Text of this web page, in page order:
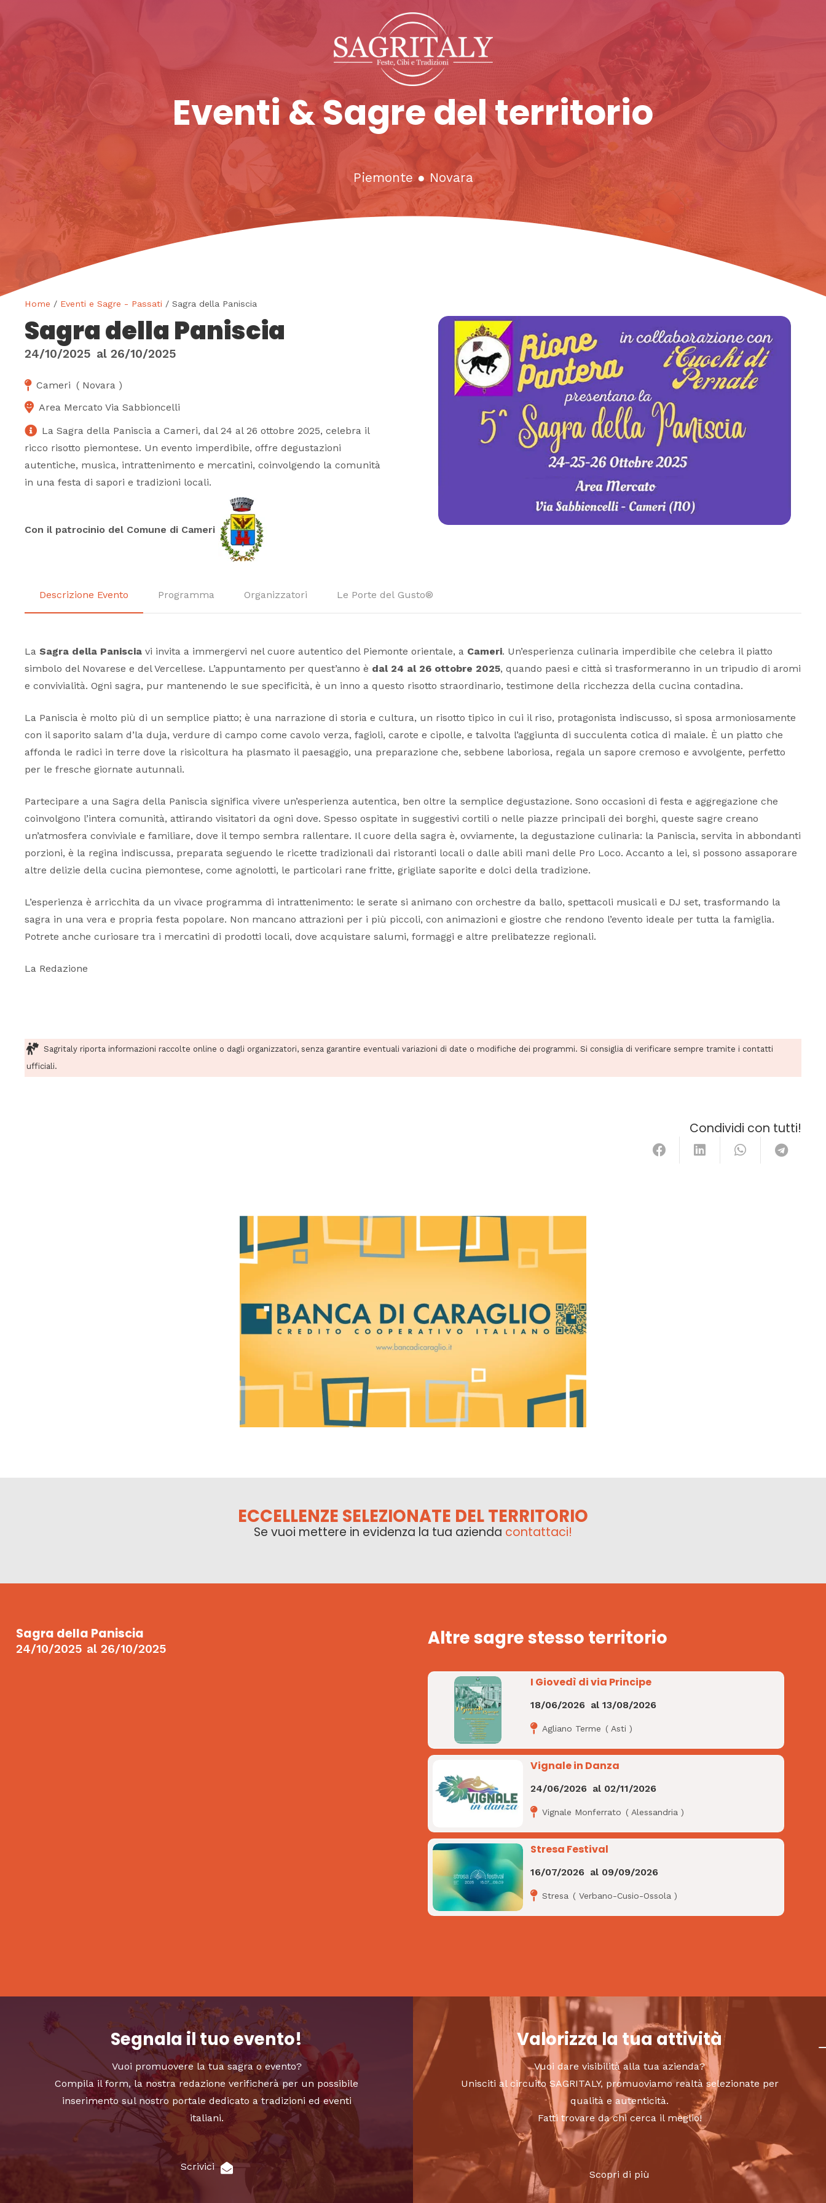
Eventi & Sagre del territorio
Piemonte ● Novara
Home / Eventi e Sagre - Passati / Sagra della Paniscia
Sagra della Paniscia
24/10/2025 al 26/10/2025
Cameri ( Novara )
Area Mercato Via Sabbioncelli
La Sagra della Paniscia a Cameri, dal 24 al 26 ottobre 2025, celebra il
ricco risotto piemontese. Un evento imperdibile, offre degustazioni
autentiche, musica, intrattenimento e mercatini, coinvolgendo la comunità
in una festa di sapori e tradizioni locali.
Con il patrocinio del Comune di Cameri
Descrizione Evento Programma Organizzatori Le Porte del Gusto®
La Sagra della Paniscia vi invita a immergervi nel cuore autentico del Piemonte orientale, a Cameri. Un’esperienza culinaria imperdibile che celebra il piatto
simbolo del Novarese e del Vercellese. L’appuntamento per quest’anno è dal 24 al 26 ottobre 2025, quando paesi e città si trasformeranno in un tripudio di aromi
e convivialità. Ogni sagra, pur mantenendo le sue specificità, è un inno a questo risotto straordinario, testimone della ricchezza della cucina contadina.
La Paniscia è molto più di un semplice piatto; è una narrazione di storia e cultura, un risotto tipico in cui il riso, protagonista indiscusso, si sposa armoniosamente
con il saporito salam d’la duja, verdure di campo come cavolo verza, fagioli, carote e cipolle, e talvolta l’aggiunta di succulenta cotica di maiale. È un piatto che
affonda le radici in terre dove la risicoltura ha plasmato il paesaggio, una preparazione che, sebbene laboriosa, regala un sapore cremoso e avvolgente, perfetto
per le fresche giornate autunnali.
Partecipare a una Sagra della Paniscia significa vivere un’esperienza autentica, ben oltre la semplice degustazione. Sono occasioni di festa e aggregazione che
coinvolgono l’intera comunità, attirando visitatori da ogni dove. Spesso ospitate in suggestivi cortili o nelle piazze principali dei borghi, queste sagre creano
un’atmosfera conviviale e familiare, dove il tempo sembra rallentare. Il cuore della sagra è, ovviamente, la degustazione culinaria: la Paniscia, servita in abbondanti
porzioni, è la regina indiscussa, preparata seguendo le ricette tradizionali dai ristoranti locali o dalle abili mani delle Pro Loco. Accanto a lei, si possono assaporare
altre delizie della cucina piemontese, come agnolotti, le particolari rane fritte, grigliate saporite e dolci della tradizione.
L’esperienza è arricchita da un vivace programma di intrattenimento: le serate si animano con orchestre da ballo, spettacoli musicali e DJ set, trasformando la
sagra in una vera e propria festa popolare. Non mancano attrazioni per i più piccoli, con animazioni e giostre che rendono l’evento ideale per tutta la famiglia.
Potrete anche curiosare tra i mercatini di prodotti locali, dove acquistare salumi, formaggi e altre prelibatezze regionali.
La Redazione
Sagritaly riporta informazioni raccolte online o dagli organizzatori, senza garantire eventuali variazioni di date o modifiche dei programmi. Si consiglia di verificare sempre tramite i contatti
ufficiali.
Condividi con tutti!
ECCELLENZE SELEZIONATE DEL TERRITORIO
Se vuoi mettere in evidenza la tua azienda contattaci!
Sagra della Paniscia
24/10/2025 al26/10/2025 Altre sagre stesso territorio
I Giovedì di via Principe
18/06/2026 al13/08/2026
Agliano Terme (Asti )
Vignale in Danza
24/06/2026 al 02/11/2026
Vignale Monferrato (Alessandria )
Stresa Festival
16/07/2026 al 09/09/2026
Stresa (Verbano-Cusio-Ossola )
Segnala il tuo evento!
Vuoi promuovere la tua sagra o evento?
Compila il form, la nostra redazione verificherà per un possibile
inserimento sul nostro portale dedicato a tradizioni ed eventi
italiani.
Scrivici
Valorizza la tua attività
Vuoi dare visibilità alla tua azienda?
Unisciti al circuito SAGRITALY, promuoviamo realtà selezionate per
qualità e autenticità.
Fatti trovare da chi cerca il meglio!
Scopri di più